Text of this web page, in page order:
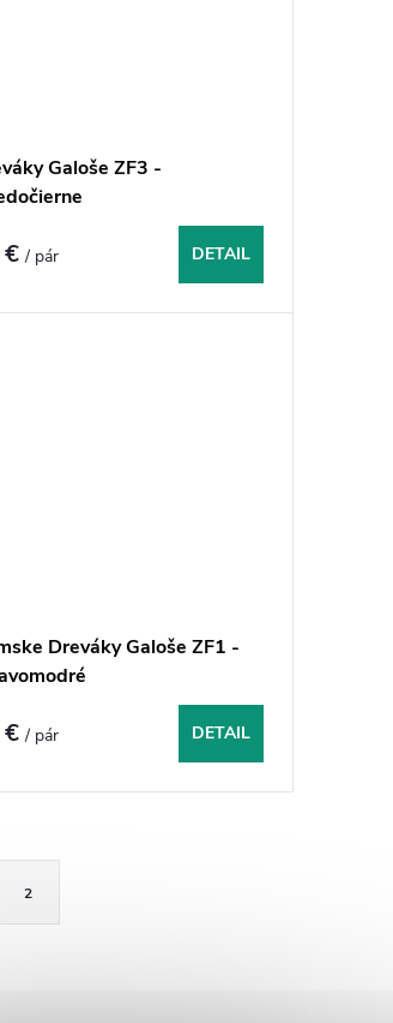
Galoše ZF3 -
€/ pár DETAIL
Dreváky Galoše ZF1 -
€/ pár DETAIL
2